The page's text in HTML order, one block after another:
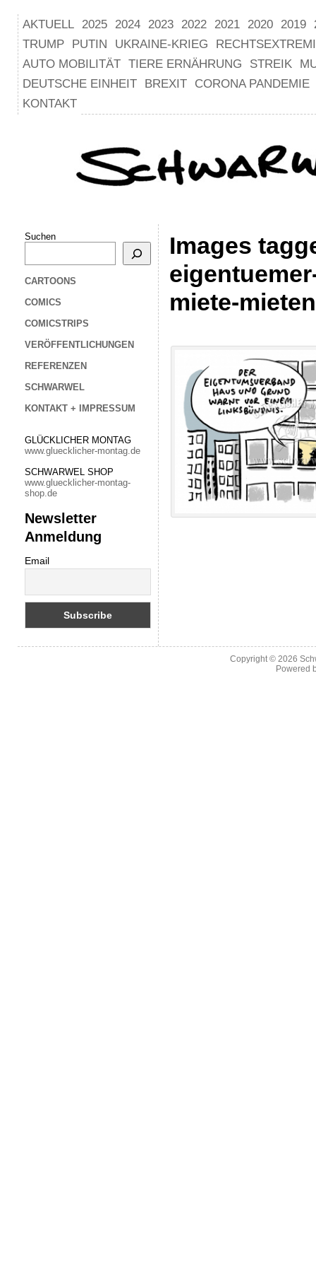
AKTUELL 2025 2024 2023 2022 2021 2020 2019
TRUMP
PUTIN UKRAINE-KRIEG
AUTO MOBILITÄT TIERE ERNÄHRUNG STREIK
DEUTSCHE EINHEIT
BREXIT
CORONA PANDEMIE
KONTAKT
Suchen
CARTOONS
COMICS
COMICSTRIPS
VERÖFFENTLICHUNGEN
REFERENZEN
SCHWARWEL
KONTAKT + IMPRESSUM
GLÜCKLICHER MONTAG
www.gluecklicher-montag.de
SCHWARWEL SHOP
www.gluecklicher-montag-
shop.de
Newsletter
Anmeldung
Email
Images
miete-
Copyright © 2026
Powered